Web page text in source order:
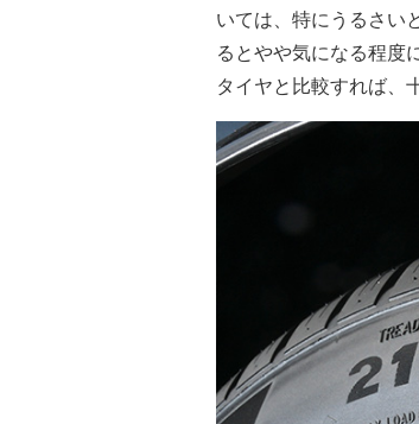
いては、特にうるさい
るとやや気になる程度
タイヤと比較すれば、